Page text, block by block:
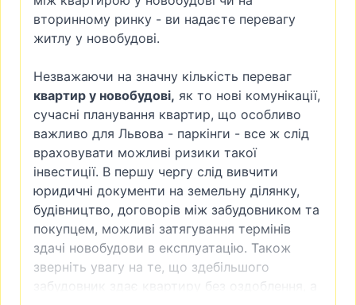
вторинному ринку - ви надаєте перевагу
житлу у новобудові.
Незважаючи на значну кількість переваг
квартир у новобудові, як то нові комунікації,
сучасні планування квартир, що особливо
важливо для Львова - паркінги - все ж слід
враховувати можливі ризики такої
інвестиції. В першу чергу слід вивчити
юридичні документи на земельну ділянку,
будівництво, договорів між забудовником та
покупцем, можливі затягування термінів
здачі новобудови в експлуатацію. Також
зверніть увагу на те, що здебільшого
забудовник здає квартиру без оздоблення, а